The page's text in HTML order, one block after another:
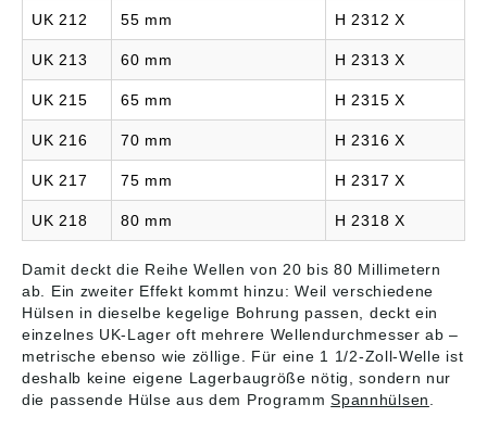
UK 212 55 mm H 2312 X
UK 213 60 mm H 2313 X
UK 215 65 mm H 2315 X
UK 216 70 mm H 2316 X
UK 217 75 mm H 2317 X
UK 218 80 mm H 2318 X
Damit deckt die Reihe Wellen von 20 bis 80 Millimetern
ab. Ein zweiter Effekt kommt hinzu: Weil verschiedene
Hülsen in dieselbe kegelige Bohrung passen, deckt ein
einzelnes UK-Lager oft mehrere Wellendurchmesser ab –
metrische ebenso wie zöllige. Für eine 1 1/2-Zoll-Welle ist
deshalb keine eigene Lagerbaugröße nötig, sondern nur
die passende Hülse aus dem ProgrammSpannhülsen